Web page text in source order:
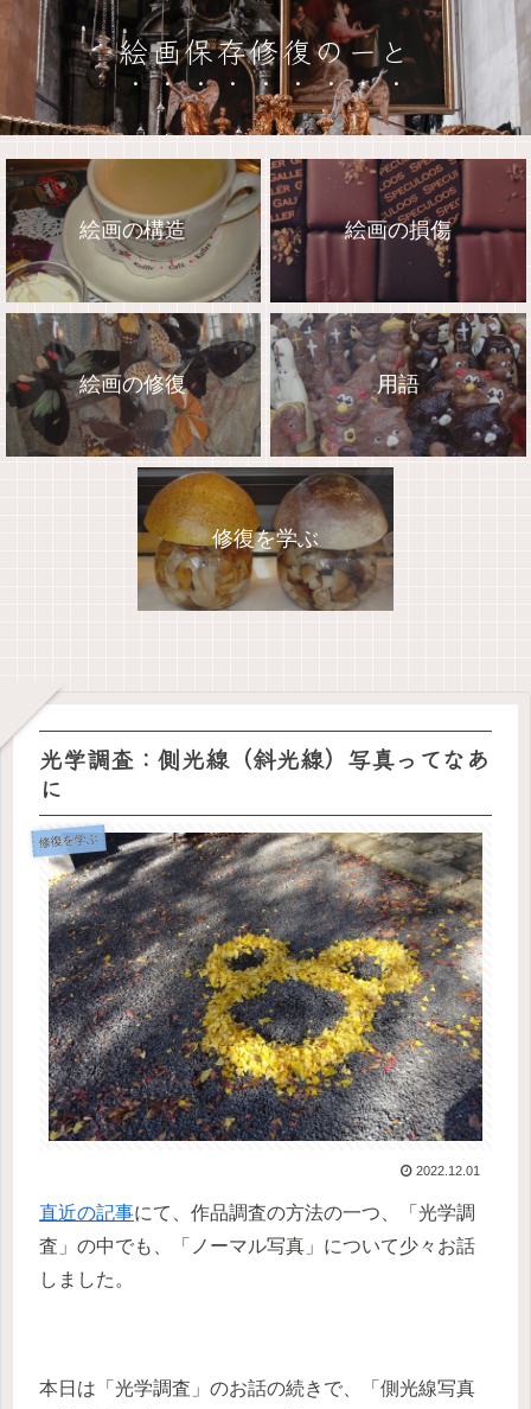
絵画保存修復のーと
絵画の構造 絵画の損傷
絵画の修復 用語
修復を学ぶ
光学調査：側光線（斜光線）写真ってなあ
に
修復を学ぶ
2022.12.01
直近の記事にて、作品調査の方法の一つ、「光学調
査」の中でも、「ノーマル写真」について少々お話
しました。
本日は「光学調査」のお話の続きで、「側光線写真